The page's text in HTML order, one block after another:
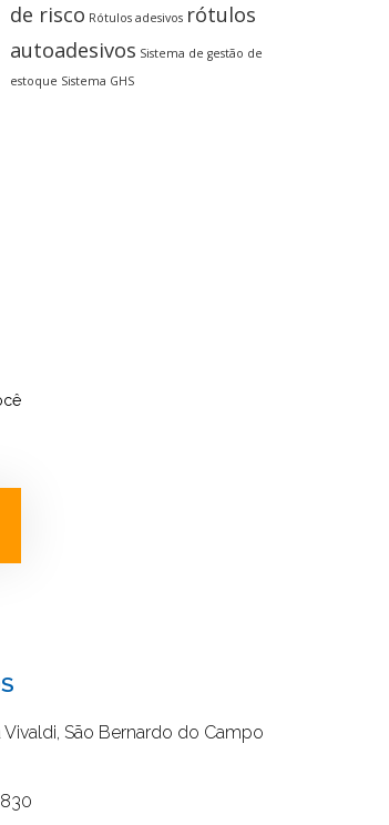
de risco Rótulos adesivos rótulos
autoadesivos Sistema de gestão de
estoque Sistema GHS
São Bernardo do Campo